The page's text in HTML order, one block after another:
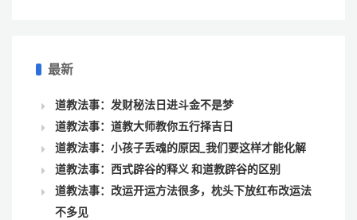
最新
道教法事：发财秘法日进斗金不是梦
道教法事：道教大师教你五行择吉日
道教法事：小孩子丢魂的原因_我们要这样才能化解
道教法事：西式辟谷的释义 和道教辟谷的区别
道教法事：改运开运方法很多，枕头下放红布改运法
不多见